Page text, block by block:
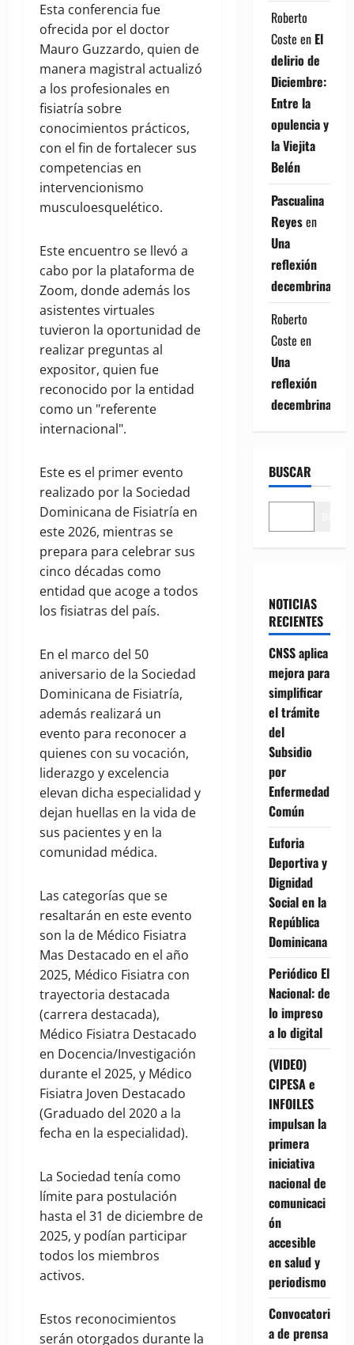
Esta conferencia fue
ofrecida por el doctor
Mauro Guzzardo, quien de
manera magistral actualizó
a los profesionales en
fisiatría sobre
conocimientos prácticos,
con el fin de fortalecer sus
competencias en
intervencionismo
musculoesquelético.
Este encuentro se llevó a
cabo por la plataforma de
Zoom, donde además los
asistentes virtuales
tuvieron la oportunidad de
realizar preguntas al
expositor, quien fue
reconocido por la entidad
como un "referente
internacional".
Este es el primer evento
realizado por la Sociedad
Dominicana de Fisiatría en
este 2026, mientras se
prepara para celebrar sus
cinco décadas como
entidad que acoge a todos
los fisiatras del país.
En el marco del 50
aniversario de la Sociedad
Dominicana de Fisiatría,
además realizará un
evento para reconocer a
quienes con su vocación,
liderazgo y excelencia
elevan dicha especialidad y
dejan huellas en la vida de
sus pacientes y en la
comunidad médica.
Las categorías que se
resaltarán en este evento
son la de Médico Fisiatra
Mas Destacado en el año
2025, Médico Fisiatra con
trayectoria destacada
(carrera destacada),
Médico Fisiatra Destacado
en Docencia/Investigación
durante el 2025, y Médico
Fisiatra Joven Destacado
(Graduado del 2020 a la
fecha en la especialidad).
La Sociedad tenía como
límite para postulación
hasta el 31 de diciembre de
2025, y podían participar
todos los miembros
activos.
Estos reconocimientos
serán otorgados durante la
Roberto
Coste en El
delirio de
Diciembre:
Entre la
opulencia y
la Viejita
Belén
Pascualina
Reyesen
Una
reflexión
decembrina
Roberto
Coste en
Una
reflexión
decembrina
BUSCAR
NOTICIAS
RECIENTES
CNSS aplica
mejora para
simplificar
el trámite
del
Subsidio
por
Enfermedad
Común
Euforia
Deportiva y
Dignidad
Social en la
República
Dominicana
Periódico El
Nacional: de
lo impreso
a lo digital
(VIDEO)
CIPESA e
INFOILES
impulsan la
primera
iniciativa
nacional de
comunicaci
ón
accesible
en salud y
periodismo
Convocatori
a de prensa